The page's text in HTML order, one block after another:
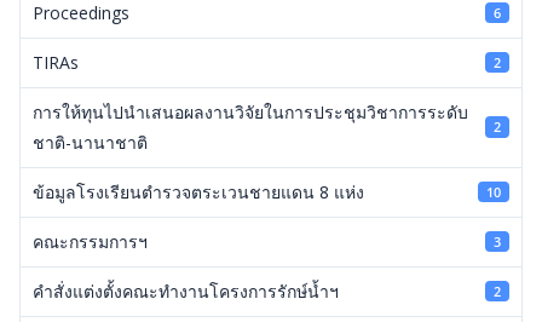
Proceedings 6
TIRAs 2
การให้ทุนไปนำเสนอผลงานวิจัยในการประชุมวิชาการระดับ
ชาติ-นานาชาติ
2
ข้อมูลโรงเรียนตำรวจตระเวนชายแดน 8 แห่ง 10
คณะกรรมการฯ 3
คำสั่งแต่งตั้งคณะทำงานโครงการรักษ์น้ำฯ 2